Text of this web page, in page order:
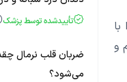
و
تأییدشده توسط پزشک
ضربان قلب نرمال
می‌شود؟